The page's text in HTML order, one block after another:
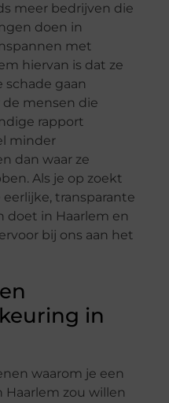
meer bedrijven die
doen in
met
hiervan is dat ze
gaan
de mensen die
rapport
minder
dan waar ze
Als je op zoekt
transparante
in Haarlem en
bij ons aan het
in
waarom je een
zou willen